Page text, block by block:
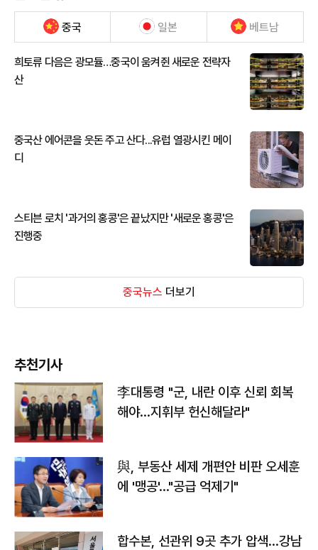
중국 일본 베트남
희토류 다음은 광모듈…중국이 움켜쥔 새로운 전략자
산
중국산 에어콘을 웃돈 주고 산다...유럽 열광시킨 메이
디
스티븐 로치 '과거의 홍콩'은 끝났지만 '새로운 홍콩'은
진행중
중국뉴스 더보기
추천기사
李대통령 "군, 내란 이후 신뢰 회복
해야…지휘부 헌신해달라"
與, 부동산 세제 개편안 비판 오세훈
에 '맹공'…"공급 억제기"
합수본, 선관위 9곳 추가 압색…강남